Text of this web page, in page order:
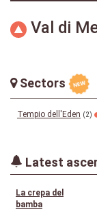
Val di
Sectors
Tempio dell'Eden (2)
Latest
La crepa del
bamba